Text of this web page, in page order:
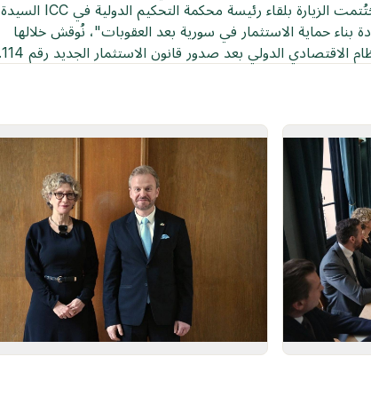
اجتماع مع ممثلي البنك الدولي وبنك Lazard لاستكشاف فرص التعاون المالي والاستثماري. واختُتمت الزيارة بلقاء رئيسة محكمة التحكيم الدولية في ICC السيدة
حماية الاستثمار في سورية بعد العقوبات"، نُوقش خلالها
الاقتصادي الدولي بعد صدور قانون الاستثمار الجديد رقم 114.